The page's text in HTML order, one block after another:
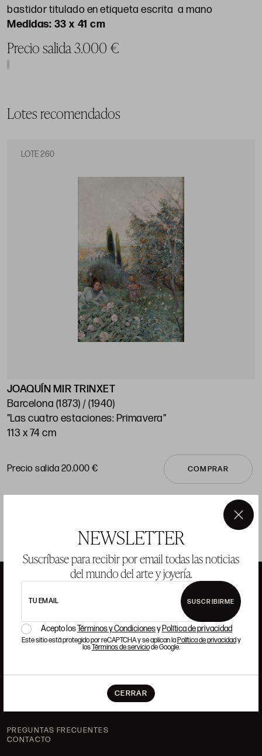
NEWSLETTER
Suscríbase para recibir por email todas las noticias
del mundo del arte y joyería.
TU EMAIL SUSCRIBIRME
Acepto losTérminos y Condicionesy Política de privacidad
Este sitio está protegido por reCAPTCHA y se aplican laPolítica de privacidady
losTérminos de serviciode Google.
CERRAR
×
bastidor titulado en etiqueta escrita a mano
33 x 41 cm
Precio salida 3.000 €
Lotes recomendados
LOTE 260
JOAQUÍN MIR TRINXET
Barcelona (1873) / (1940)
"Las cuatro estaciones: Primavera"
113 x 74 cm
Precio salida 20.000 € COMPRAR
ANSORENA
ANSORENA
GALERÍA
VALORACIONES
PREGUNTAS FRECUENTES
CONTACTO